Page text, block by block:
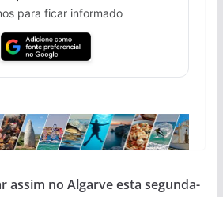
para ficar informado
assim no Algarve esta segunda-